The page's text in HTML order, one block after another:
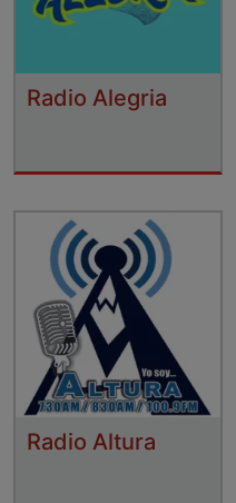
Radio Alegria
Radio Altura